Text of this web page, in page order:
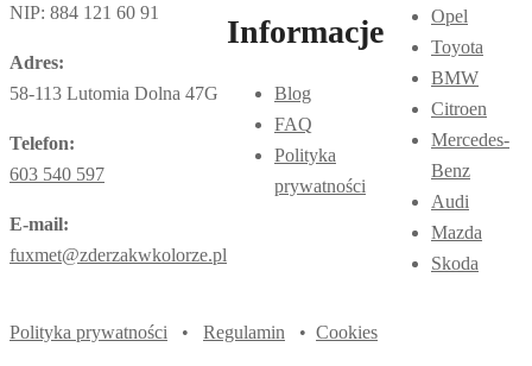
NIP: 884 121 60 91
Adres:
58-113 Lutomia Dolna 47G
Telefon:
603 540 597
E-mail:
fuxmet@zderzakwkolorze.pl
Informacje
Blog
FAQ
Polityka
prywatności
Opel
Toyota
BMW
Citroen
Mercedes-
Benz
Audi
Mazda
Skoda
Polityka prywatności • Regulamin • Cookies